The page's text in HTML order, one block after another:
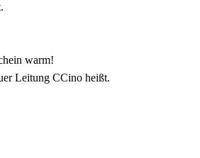
warm!
Leitung CCino heißt.